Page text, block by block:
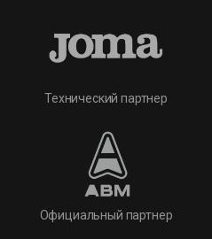
Технический партнер
Официальный партнер